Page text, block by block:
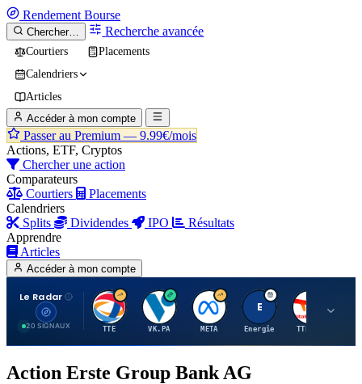
Rendement Bourse
Chercher… Recherche avancée
Courtiers
Placements
Calendriers
Articles
Accéder à mon compte
Passer au Premium — 9.99€/mois
Actions, ETF, Cryptos
Chercher une action
Comparateurs
Courtiers
Placements
Calendriers
Splits
Dividendes IPO
Résultats
Apprendre
Articles
Accéder à mon compte
Le Radar
20 SIGNAUX
T
TTE
V
VK.PA
M
META
E
Energie
T
TTE.PA
Action Erste Group Bank AG